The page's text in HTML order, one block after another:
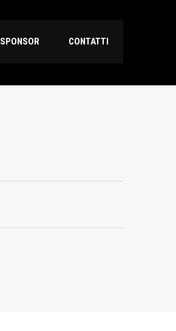
SPONSOR CONTATTI